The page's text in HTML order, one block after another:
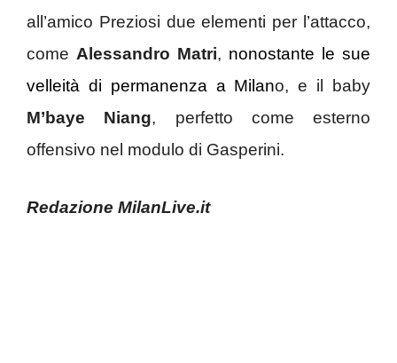
all’amico Preziosi due elementi per l’attacco,
come Alessandro Matri, nonostante le sue
velleità di permanenza a Milano, e il baby
M’baye Niang, perfetto come esterno
offensivo nel modulo di Gasperini.
Redazione MilanLive.it